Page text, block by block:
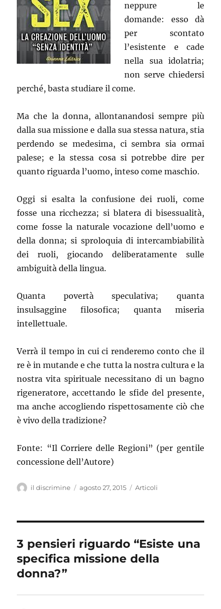
neppure le
domande: esso dà
per scontato
l’esistente e cade
nella sua idolatria;
non serve chiedersi
perché, basta studiare il come.
Ma che la donna, allontanandosi sempre più
dalla sua missione e dalla sua stessa natura, stia
perdendo se medesima, ci sembra sia ormai
palese; e la stessa cosa si potrebbe dire per
quanto riguarda l’uomo, inteso come maschio.
Oggi si esalta la confusione dei ruoli, come
fosse una ricchezza; si blatera di bisessualità,
come fosse la naturale vocazione dell’uomo e
della donna; si sproloquia di intercambiabilità
dei ruoli, giocando deliberatamente sulle
ambiguità della lingua.
Quanta povertà speculativa; quanta
insulsaggine filosofica; quanta miseria
intellettuale.
Verrà il tempo in cui ci renderemo conto che il
re è in mutande e che tutta la nostra cultura e la
nostra vita spirituale necessitano di un bagno
rigeneratore, accettando le sfide del presente,
ma anche accogliendo rispettosamente ciò che
è vivo della tradizione?
Fonte: “Il Corriere delle Regioni” (per gentile
concessione dell’Autore)
Autore
il discrimine
Pubblicato
agosto 27, 2015 Categorie
Articoli
3 pensieri riguardo “Esiste una
specifica missione della
donna?”